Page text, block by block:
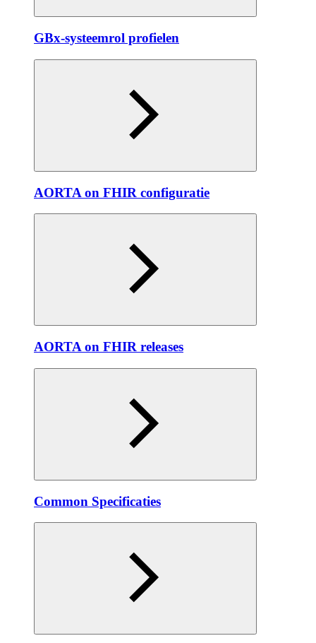
GBx-systeemrol profielen
AORTA on FHIR configuratie
AORTA on FHIR releases
Common Specificaties